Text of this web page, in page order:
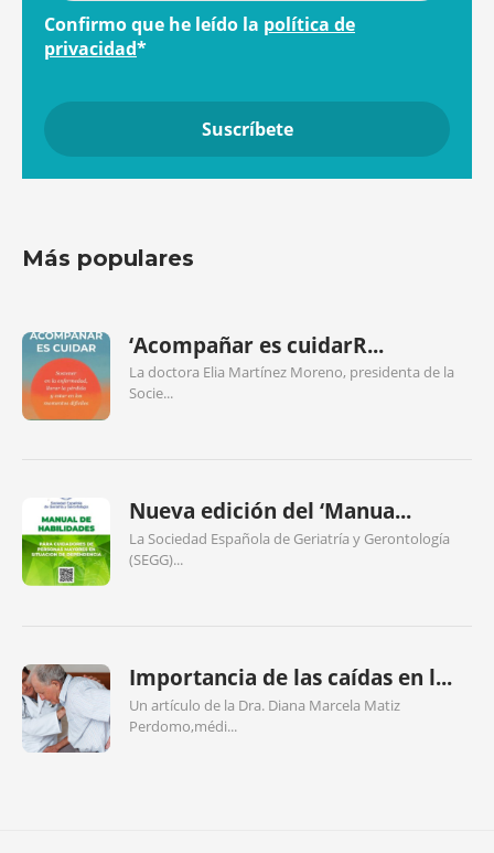
Confirmo que he leído la política de
privacidad*
Más populares
‘Acompañar es cuidarR...
La doctora Elia Martínez Moreno, presidenta de la
Socie...
Nueva edición del ‘Manua...
La Sociedad Española de Geriatría y Gerontología
(SEGG)...
Importancia de las caídas en l...
Un artículo de la Dra. Diana Marcela Matiz
Perdomo,médi...